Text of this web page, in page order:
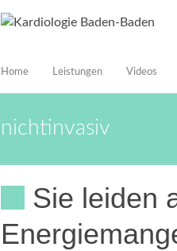
Home Leistungen Videos
nichtinvasiv
Sie leiden